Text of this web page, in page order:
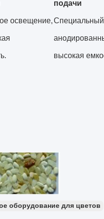
освещение,
подачи
Специальный
высокая
оборудование для цветов